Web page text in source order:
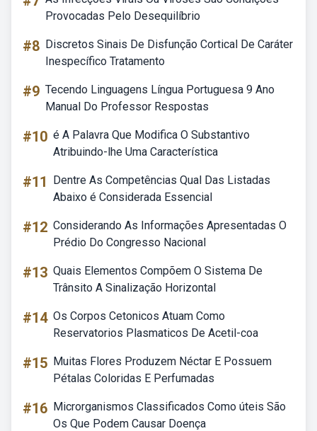
Provocadas Pelo Desequilíbrio
#8 Discretos Sinais De Disfunção Cortical De Caráter
Inespecífico Tratamento
#9 Tecendo Linguagens Língua Portuguesa 9 Ano
Manual Do Professor Respostas
#10 é A Palavra Que Modifica O Substantivo
Atribuindo-lhe Uma Característica
#11
Dentre As Competências Qual Das Listadas
Abaixo é Considerada Essencial
#12 Considerando As Informações Apresentadas O
Prédio Do Congresso Nacional
#13 Quais Elementos Compõem O Sistema De
Trânsito A Sinalização Horizontal
#14 Os Corpos Cetonicos Atuam Como
Reservatorios Plasmaticos De Acetil-coa
#15 Muitas Flores Produzem Néctar E Possuem
Pétalas Coloridas E Perfumadas
#16 Microrganismos Classificados Como úteis São
Os Que Podem Causar Doença